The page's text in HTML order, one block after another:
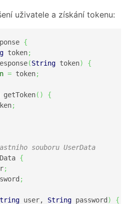
uživatele a získání tokenu:
{
token;
(String token)
{
= token;
getToken( )
{
;
souboru UserData
{
;
;
user, String password )
{